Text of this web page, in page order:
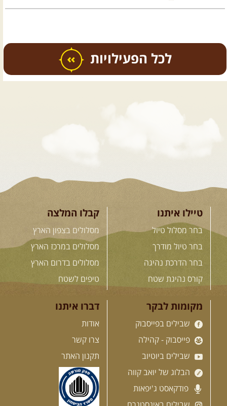
כל הפעילויות
טיולים מודרכים בארץ
07-08.08.2026 שישי-שבת
שישי לילה בבקעת צין ושבת
ניפגש בהר אבנון בנקודת התצפית
הכה מיוחדת שבו, שעת דמדומים. ...
[המשך]
08.08.2026 שבת- חדש!
פסגות ומעיינות בגליל הירוק
נתחיל במקום קדוש ומיוחד – נבי
[המשך]
12.08.2026 רביעי- רכבי פנאי
בשבילי עמק המעיינות
טיילו איתנו
בחר מסלול טיול
בחר טיול מודרך
בחר הדרכת נהיגה
קורס נהיגת שטח
קבלו המלצה
מסלולים בצפון הארץ
מסלולים במרכז הארץ
מסלולים בדרום הארץ
טיפים לשטח
מקומות לבקר
שבילים בפייסבוק
פייסבוק - קהילה
שבילים ביוטיוב
הבלוג של יואב קווה
פודקאסט ג'יפאות
דברו איתנו
אודות
צרו קשר
תקנון האתר